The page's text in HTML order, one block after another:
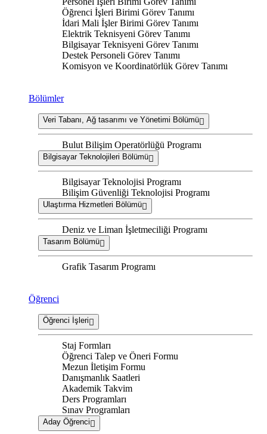
Öğrenci İşleri Birimi Görev Tanımı
İdari Mali İşler Birimi Görev Tanımı
Elektrik Teknisyeni Görev Tanımı
Bilgisayar Teknisyeni Görev Tanımı
Destek Personeli Görev Tanımı
Komisyon ve Koordinatörlük Görev Tanımı
Bölümler
Veri Tabanı, Ağ tasarımı ve Yönetimi Bölümü
Bulut Bilişim Operatörlüğü Programı
Bilgisayar Teknolojileri Bölümü
Bilgisayar Teknolojisi Programı
Bilişim Güvenliği Teknolojisi Programı
Ulaştırma Hizmetleri Bölümü
Deniz ve Liman İşletmeciliği Programı
Tasarım Bölümü
Grafik Tasarım Programı
Öğrenci
Öğrenci İşleri
Staj Formları
Öğrenci Talep ve Öneri Formu
Mezun İletişim Formu
Danışmanlık Saatleri
Akademik Takvim
Ders Programları
Sınav Programları
Aday Öğrenci